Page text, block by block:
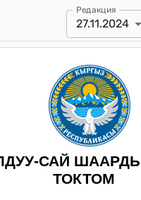
Редакция
27.11.2024